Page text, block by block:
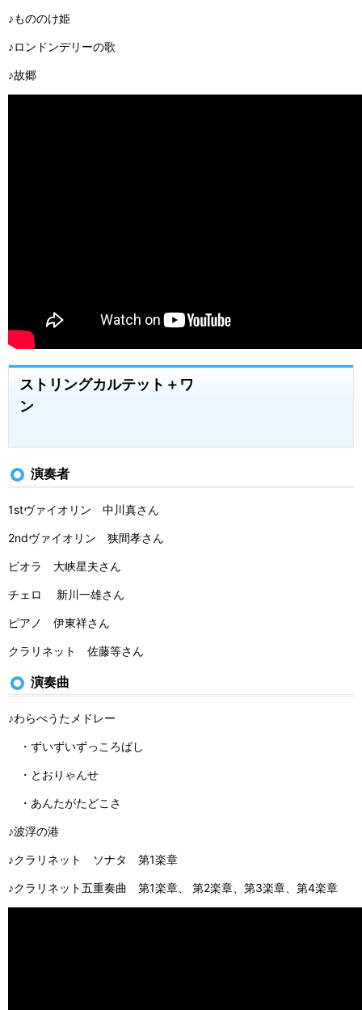
♪もののけ姫
♪ロンドンデリーの歌
♪故郷
ストリングカルテット＋ワ
ン
演奏者
1stヴァイオリン 中川真さん
2ndヴァイオリン 狭間孝さん
ビオラ 大峡星夫さん
チェロ 新川一雄さん
ピアノ 伊東祥さん
クラリネット 佐藤等さん
演奏曲
♪わらべうたメドレー
・ずいずいずっころばし
・とおりゃんせ
・あんたがたどこさ
♪波浮の港
♪クラリネット ソナタ 第1楽章
♪クラリネット五重奏曲 第1楽章、 第2楽章、第3楽章、第4楽章